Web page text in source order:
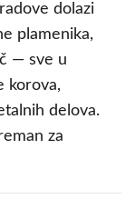
dolazi
plamenika,
— sve u
korova,
delova.
za